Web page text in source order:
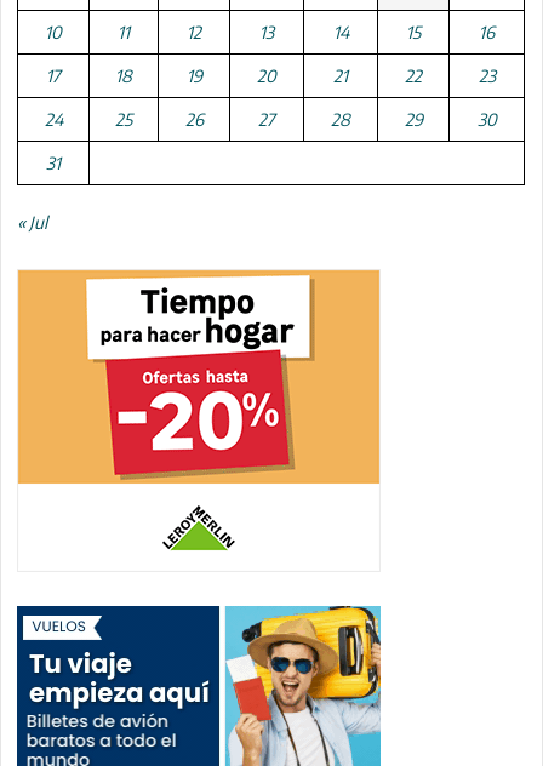
10 11 12 13 14 15 16
17 18 19 20 21 22 23
24 25 26 27 28 29 30
31
« Jul